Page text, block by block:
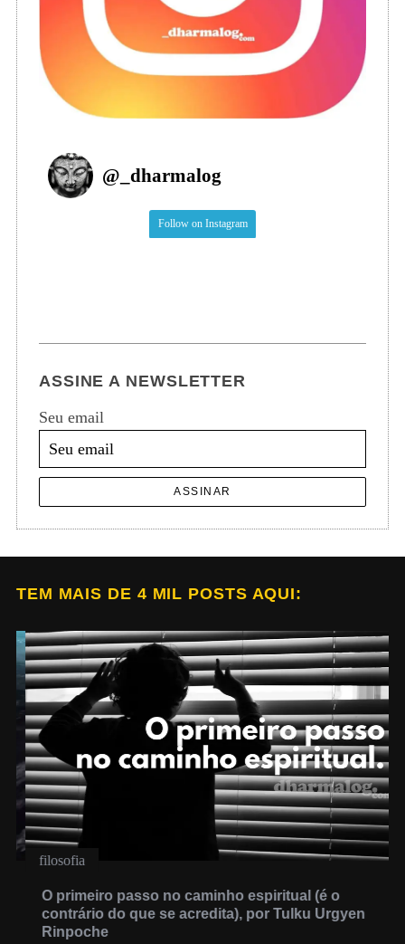
@ _dharmalog
Follow on Instagram
ASSINE A NEWSLETTER
Seu email
ASSINAR
TEM MAIS DE 4 MIL POSTS AQUI:
filosofia
O primeiro passo no caminho espiritual (é o
contrário do que se acredita), por Tulku Urgyen
Rinpoche